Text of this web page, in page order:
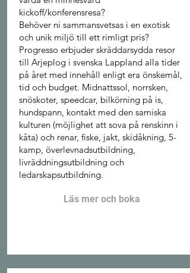
kickoff/konferensresa?
Behöver ni sammansvetsas i en exotisk
och unik miljö till ett rimligt pris?
Progresso erbjuder skräddarsydda resor
till Arjeplog i svenska Lappland alla tider
på året med innehåll enligt era önskemål,
tid och budget. Midnattssol, norrsken,
snöskoter, speedcar, bilkörning på is,
hundspann, kontakt med den samiska
kulturen (möjlighet att sova på renskinn i
kåta) och renar, fiske, jakt, skidåkning, 5-
kamp, överlevnadsutbildning,
livräddningsutbildning och
ledarskapsutbildning.
Läs mer och boka